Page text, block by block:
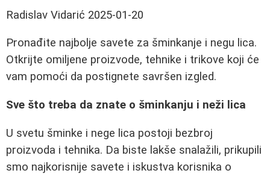
Radislav Vidarić 2025-01-20
Pronađite najbolje savete za šminkanje i negu lica.
Otkrijte omiljene proizvode, tehnike i trikove koji će
vam pomoći da postignete savršen izgled.
Sve što treba da znate o šminkanju i neži lica
U svetu šminke i nege lica postoji bezbroj
proizvoda i tehnika. Da biste lakše snalažili, prikupili
smo najkorisnije savete i iskustva korisnika o